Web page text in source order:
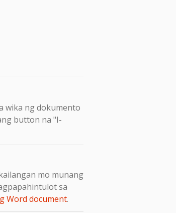
wika ng dokumento
button na "I-
mo munang
sa
Word document.